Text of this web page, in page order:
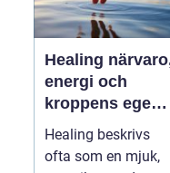
Healing närvaro,
energi och
kroppens egen
förmåga att läka
Healing beskrivs
ofta som en mjuk,